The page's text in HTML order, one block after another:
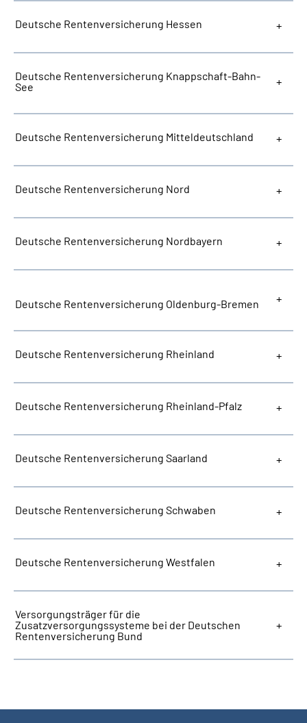
Deutsche Rentenversicherung Hessen
Deutsche Rentenversicherung Knappschaft-Bahn-
See
Deutsche Rentenversicherung Mitteldeutschland
Deutsche Rentenversicherung Nord
Deutsche Rentenversicherung Nordbayern
Deutsche Rentenversicherung Oldenburg-Bremen
Deutsche Rentenversicherung Rheinland
Deutsche Rentenversicherung Rheinland-Pfalz
Deutsche Rentenversicherung Saarland
Deutsche Rentenversicherung Schwaben
Deutsche Rentenversicherung Westfalen
Versorgungsträger für die
Zusatzversorgungssysteme bei der Deutschen
Rentenversicherung Bund